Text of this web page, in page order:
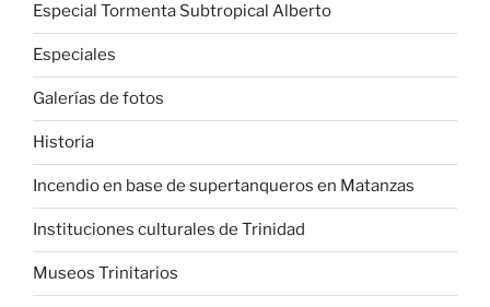
Especial Tormenta Subtropical Alberto
Especiales
Galerías de fotos
Historia
Incendio en base de supertanqueros en Matanzas
Instituciones culturales de Trinidad
Museos Trinitarios